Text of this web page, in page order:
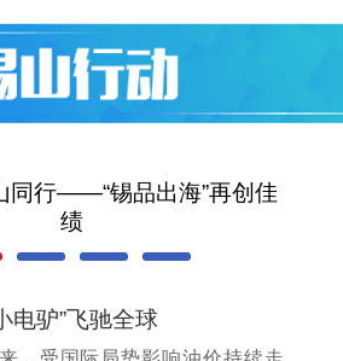
同行——“锡品出海”再创佳
绩
电驴”飞驰全球